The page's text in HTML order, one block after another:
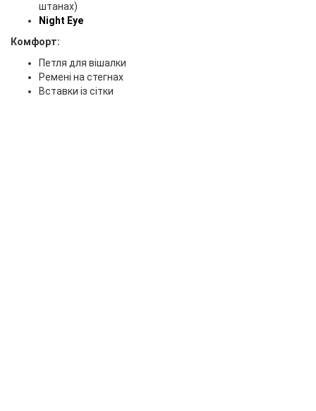
штанах)
Night Eye
Комфорт:
Петля для вішалки
Ремені на стегнах
Вставки із сітки